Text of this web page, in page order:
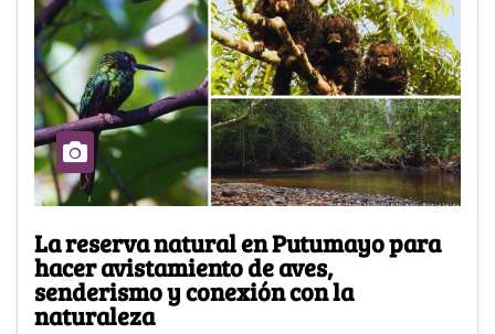
La reserva natural en Putumayo para
hacer avistamiento de aves,
senderismo y conexión con la
naturaleza